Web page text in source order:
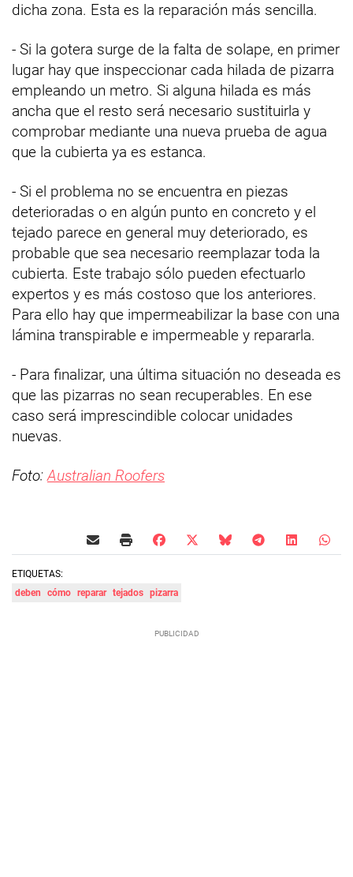
dicha zona. Esta es la reparación más sencilla.
- Si la gotera surge de la falta de solape, en primer
lugar hay que inspeccionar cada hilada de pizarra
empleando un metro. Si alguna hilada es más
ancha que el resto será necesario sustituirla y
comprobar mediante una nueva prueba de agua
que la cubierta ya es estanca.
- Si el problema no se encuentra en piezas
deterioradas o en algún punto en concreto y el
tejado parece en general muy deteriorado, es
probable que sea necesario reemplazar toda la
cubierta. Este trabajo sólo pueden efectuarlo
expertos y es más costoso que los anteriores.
Para ello hay que impermeabilizar la base con una
lámina transpirable e impermeable y repararla.
- Para finalizar, una última situación no deseada es
que las pizarras no sean recuperables. En ese
caso será imprescindible colocar unidades
nuevas.
Foto:Australian Roofers
ETIQUETAS:
deben
cómo reparar tejados pizarra